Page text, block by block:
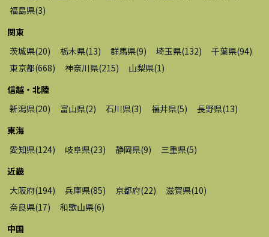
福島県(3)
関東
茨城県(20) 栃木県(13) 群馬県(9) 埼玉県(132) 千葉県(94)
東京都(668) 神奈川県(215) 山梨県(1 )
信越・北陸
新潟県(20) 富山県(2) 石川県(3) 福井県(5) 長野県(13)
東海
愛知県(124) 岐阜県(23) 静岡県(9) 三重県(5)
近畿
大阪府(194) 兵庫県(85) 京都府(22) 滋賀県(10)
奈良県(17) 和歌山県(6)
中国